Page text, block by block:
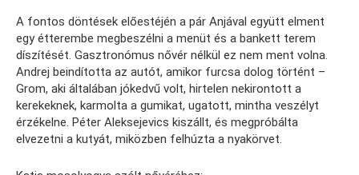
A fontos döntések előestéjén a pár Anjával együtt elment
egy étterembe megbeszélni a menüt és a bankett terem
díszítését. Gasztronómus nővér nélkül ez nem ment volna.
Andrej beindította az autót, amikor furcsa dolog történt –
Grom, aki általában jókedvű volt, hirtelen nekirontott a
kerekeknek, karmolta a gumikat, ugatott, mintha veszélyt
érzékelne. Péter Aleksejevics kiszállt, és megpróbálta
elvezetni a kutyát, miközben felhúzta a nyakörvet.